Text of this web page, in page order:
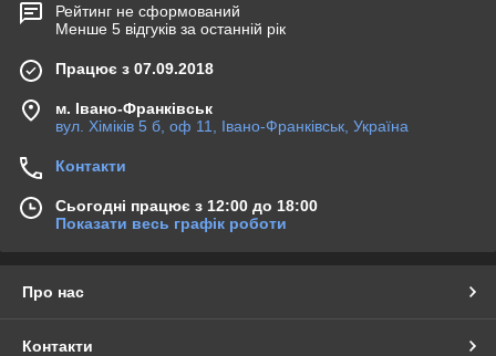
Рейтинг не сформований
Менше 5 відгуків за останній рік
Працює з 07.09.2018
м. Івано-Франківськ
вул. Хіміків 5 б, оф 11, Івано-Франківськ, Україна
Контакти
Сьогодні працює з 12:00 до 18:00
Показати весь графік роботи
Про нас
Контакти